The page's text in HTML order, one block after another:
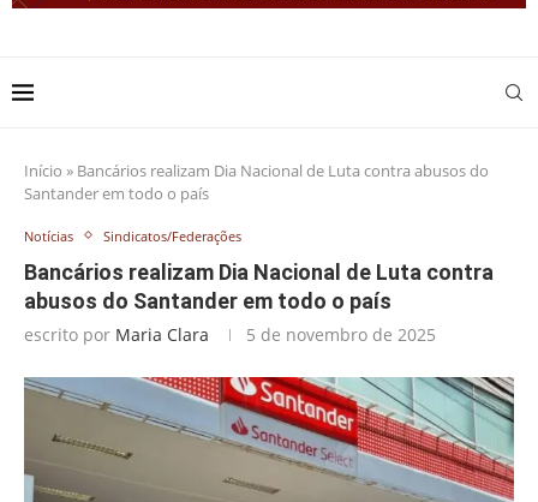
Início » Bancários realizam Dia Nacional de Luta contra abusos do
Santander em todo o país
Notícias Sindicatos/Federações
Bancários realizam Dia Nacional de Luta contra
abusos do Santander em todo o país
escrito por Maria Clara 5 de novembro de 2025